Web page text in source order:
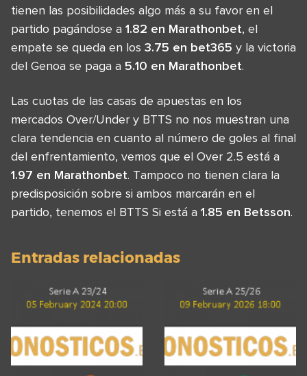
tienen las posibilidades algo más a su favor en el
partido pagándose a 1.82 en Marathonbet, el
empate se queda en los 3.75 en bet365 y la victoria
del Genoa se paga a 5.10 en Marathonbet.
Las cuotas de las casas de apuestas en los
mercados Over/Under y BTTS no nos muestran una
clara tendencia en cuanto al número de goles al final
del enfrentamiento, vemos que el Over 2.5 está a
1.97 en Marathonbet. Tampoco no tienen clara la
predisposición sobre si ambos marcarán en el
partido, tenemos el BTTS Si está a 1.85 en Betsson.
Entradas relacionadas